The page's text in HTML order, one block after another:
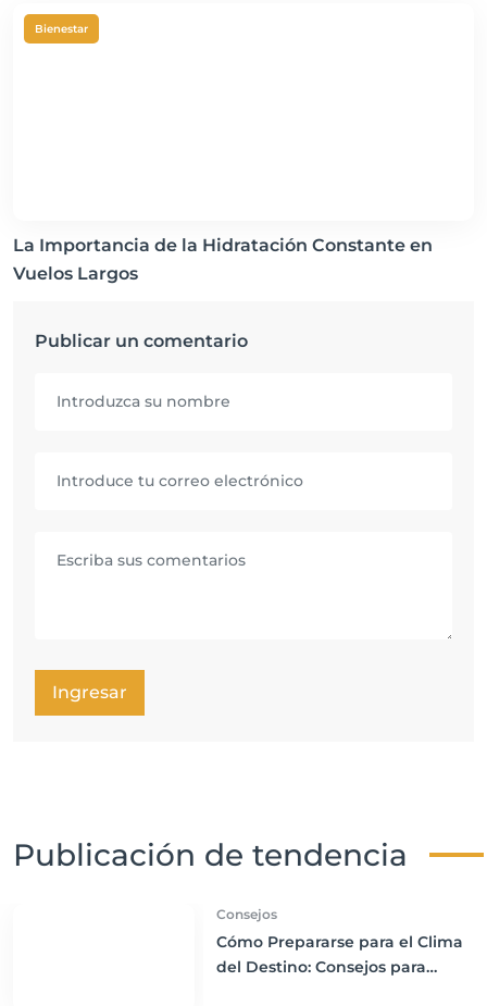
Bienestar
La Importancia de la Hidratación Constante en
Vuelos Largos
Publicar un comentario
Ingresar
Publicación de tendencia
Consejos
Cómo Prepararse para el Clima
del Destino: Consejos para